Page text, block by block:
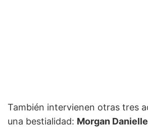
También intervienen otras tres
una bestialidad: Morgan